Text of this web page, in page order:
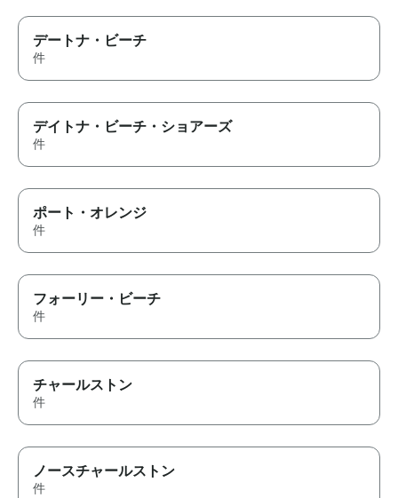
デートナ・ビーチ
件
デイトナ・ビーチ・ショアーズ
件
ポート・オレンジ
件
フォーリー・ビーチ
件
チャールストン
件
ノースチャールストン
件